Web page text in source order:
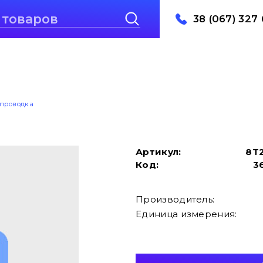
38 (067) 327
Артикул:
Код:
Производитель:
Единица измерения: